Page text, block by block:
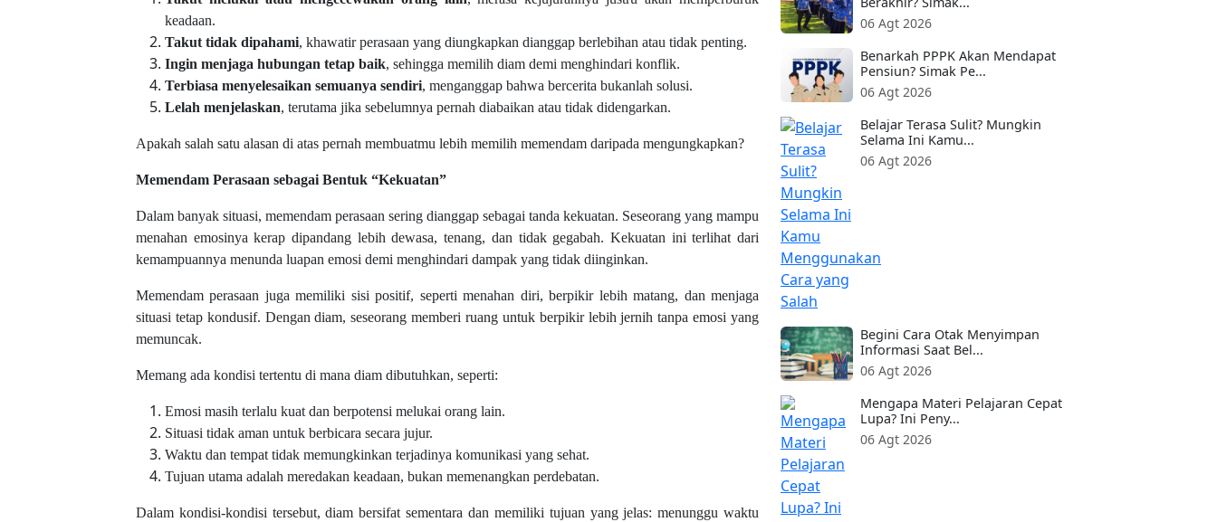
keadaan.
Takut tidak dipahami, khawatir perasaan yang diungkapkan dianggap berlebihan atau tidak penting.
Ingin menjaga hubungan tetap baik, sehingga memilih diam demi menghindari konflik.
Terbiasa menyelesaikan semuanya sendiri, menganggap bahwa bercerita bukanlah solusi.
Lelah menjelaskan, terutama jika sebelumnya pernah diabaikan atau tidak didengarkan.
Apakah salah satu alasan di atas pernah membuatmu lebih memilih memendam daripada mengungkapkan?
Memendam Perasaan sebagai Bentuk “Kekuatan”
Dalam banyak situasi, memendam perasaan sering dianggap sebagai tanda kekuatan. Seseorang yang mampu
menahan emosinya kerap dipandang lebih dewasa, tenang, dan tidak gegabah. Kekuatan ini terlihat dari
kemampuannya menunda luapan emosi demi menghindari dampak yang tidak diinginkan.
Memendam perasaan juga memiliki sisi positif, seperti menahan diri, berpikir lebih matang, dan menjaga
situasi tetap kondusif. Dengan diam, seseorang memberi ruang untuk berpikir lebih jernih tanpa emosi yang
memuncak.
Memang ada kondisi tertentu di mana diam dibutuhkan, seperti:
Emosi masih terlalu kuat dan berpotensi melukai orang lain.
Situasi tidak aman untuk berbicara secara jujur.
Waktu dan tempat tidak memungkinkan terjadinya komunikasi yang sehat.
Tujuan utama adalah meredakan keadaan, bukan memenangkan perdebatan.
Dalam kondisi-kondisi tersebut, diam bersifat sementara dan memiliki tujuan yang jelas: menunggu waktu
06 Agt 2026
Benarkah PPPK Akan Mendapat
Pensiun? Simak Pe...
06 Agt 2026
Belajar Terasa Sulit? Mungkin
Selama Ini Kamu...
06 Agt 2026
Begini Cara Otak Menyimpan
Informasi Saat Bel...
06 Agt 2026
Mengapa Materi Pelajaran Cepat
Lupa? Ini Peny...
06 Agt 2026